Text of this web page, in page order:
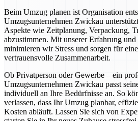
Beim Umzug planen ist Organisation
Umzugsunternehmen Zwickau
Aspekte wie Zeitplanung, Verpackung,
abzustimmen. Mit unserer Erfahrung
minimieren wir Stress und sorgen für
vertrauensvolle Zusammenarbeit.
Ob Privatperson oder Gewerbe – ein
Umzugsunternehmen Zwickau passt
individuell an Ihre Bedürfnisse an. So
verlassen, dass Ihr Umzug planbar,
Kosten abläuft. Lassen Sie sich von